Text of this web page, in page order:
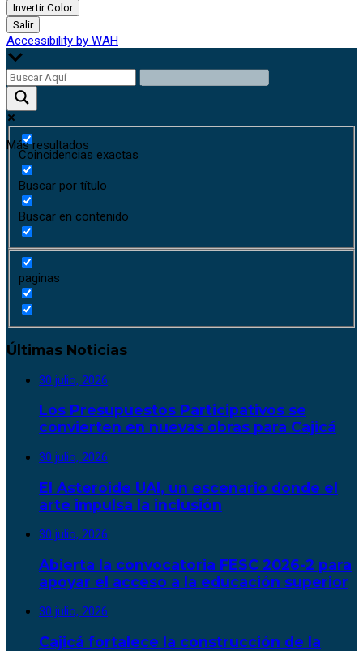
Invertir Color
Salir
Accessibility by WAH
Más resultados
Coincidencias exactas
Buscar por título
Buscar en contenido
paginas
Últimas Noticias
30 julio, 2026
Los Presupuestos Participativos se
convierten en nuevas obras para Cajicá
30 julio, 2026
El Asteroide UAI, un escenario donde el
arte impulsa la inclusión
30 julio, 2026
Abierta la convocatoria FESC 2026-2 para
apoyar el acceso a la educación superior
30 julio, 2026
Cajicá fortalece la construcción de la